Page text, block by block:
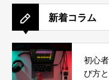
新着コラム
初心
び方